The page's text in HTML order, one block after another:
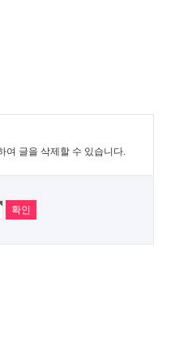
여 글을 삭제할 수 있습니다.